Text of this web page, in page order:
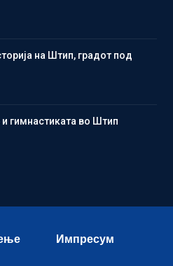
на Штип, градот под
гимнастиката во Штип
Импресум